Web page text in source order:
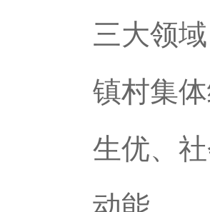
三大领
镇村集
生优、
动能。